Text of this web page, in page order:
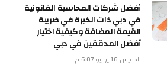
أفضل شركات المحاسبة القانونية
في دبي ذات الخبرة في ضريبة
القيمة المضافة وكيفية اختيار
أفضل المدققين في دبي